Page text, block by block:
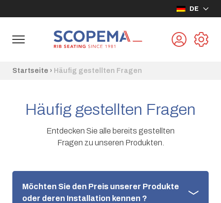
DE
Startseite › Häufig gestellten Fragen
Häufig gestellten Fragen
Entdecken Sie alle bereits gestellten
Fragen zu unseren Produkten.
Möchten Sie den Preis unserer Produkte
oder deren Installation kennen ?